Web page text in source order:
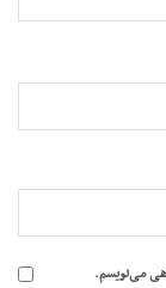
می‌نویسم.